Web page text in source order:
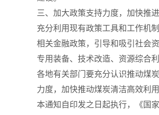
三、加大政策支持力度，加快推
充分利用现有政策工具和工作机
相关金融政策，引导和吸引社会
专用装备、技术改造、资源综合
各地有关部门要充分认识推动煤
力度，加快推动煤炭清洁高效利
本通知自印发之日起执行，《国